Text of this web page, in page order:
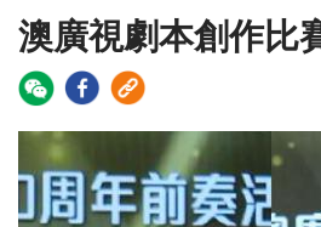
澳廣視劇本創作比